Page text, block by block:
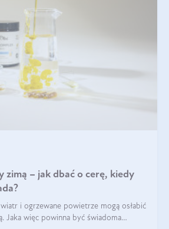
zimą – jak dbać o cerę, kiedy
i ogrzewane powietrze mogą osłabić
Jaka więc powinna być świadoma